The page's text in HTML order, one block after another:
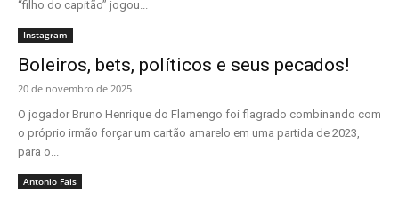
“filho do capitão” jogou...
Instagram
Boleiros, bets, políticos e seus pecados!
20 de novembro de 2025
O jogador Bruno Henrique do Flamengo foi flagrado combinando com
o próprio irmão forçar um cartão amarelo em uma partida de 2023,
para o...
Antonio Fais